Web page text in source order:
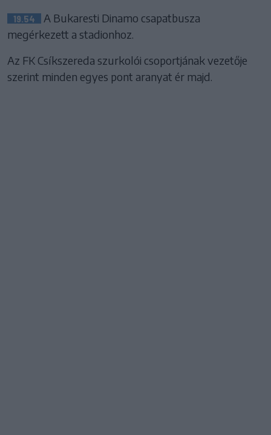
19.54
A Bukaresti Dinamo csapatbusza
megérkezett a stadionhoz.
Az FK Csíkszereda szurkolói csoportjának vezetője
szerint minden egyes pont aranyat ér majd.